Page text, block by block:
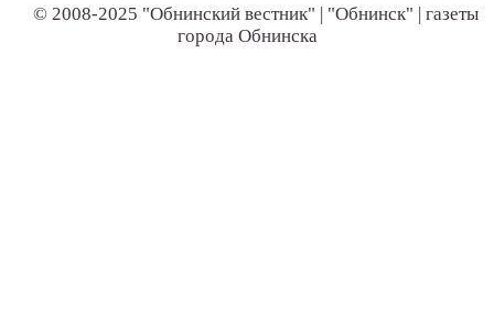
© 2008-2025 "Обнинский вестник" | "Обнинск" | газеты
города Обнинска